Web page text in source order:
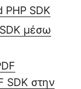
PHP SDK
μέσω
SDK στην